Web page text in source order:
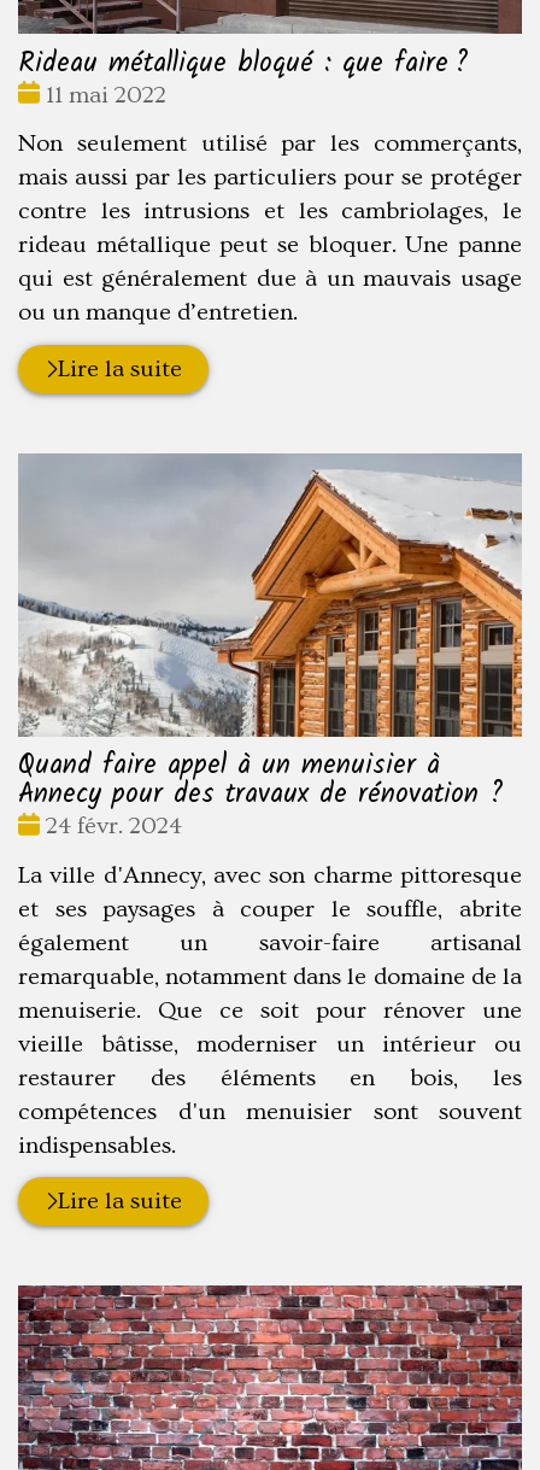
Rideau métallique bloqué : que faire ?
Date
11 mai 2022
Non seulement utilisé par les commerçants,
mais aussi par les particuliers pour se protéger
contre les intrusions et les cambriolages, le
rideau métallique peut se bloquer. Une panne
qui est généralement due à un mauvais usage
ou un manque d’entretien.
Lire la suite
Quand faire appel à un menuisier à
Annecy pour des travaux de rénovation ?
Date
24 févr. 2024
La ville d'Annecy, avec son charme pittoresque
et ses paysages à couper le souffle, abrite
également un savoir-faire artisanal
remarquable, notamment dans le domaine de la
menuiserie. Que ce soit pour rénover une
vieille bâtisse, moderniser un intérieur ou
restaurer des éléments en bois, les
compétences d'un menuisier sont souvent
indispensables.
Lire la suite